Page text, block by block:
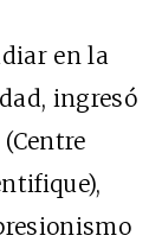
en la
ingresó